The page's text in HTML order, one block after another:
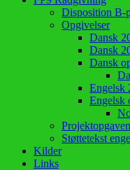
Disposition B-
Opgivelser
Dansk
Dansk
Dansk
Engelsk
Engelsk
Støttetekst
Kilder
Links